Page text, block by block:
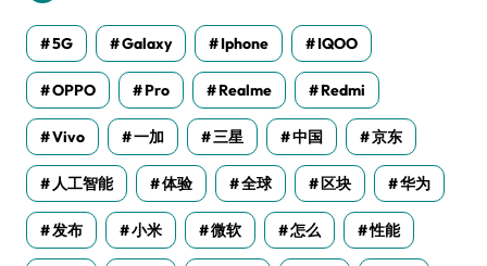
5G Galaxy Iphone IQOO
OPPO Pro Realme Redmi
Vivo 一加 三星 中国 京东
人工智能 体验 全球 区块 华为
发布 小米 微软 怎么 性能